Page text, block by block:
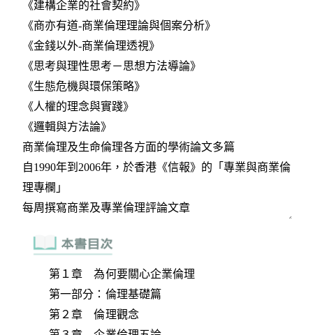
第１章 為何要關心企業倫理
第一部分：倫理基礎篇
第２章 倫理觀念